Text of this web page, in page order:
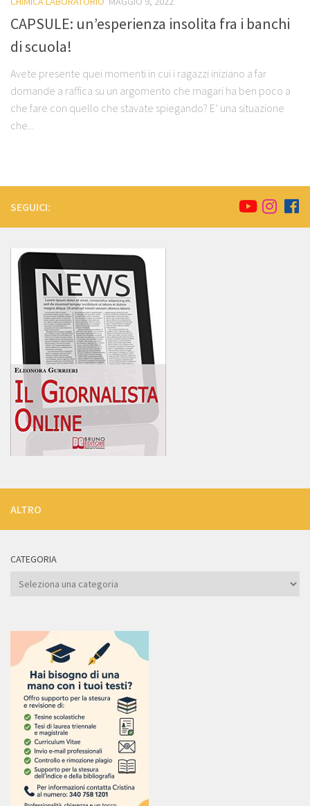
CAPSULE: un’esperienza insolita fra i banchi
di scuola!
Avete presente quei momenti in cui i ragazzi iniziano a far
domande a raffica su un argomento che magari ha ben poco a
che fare con quello che stavate spiegando? E’ una situazione
che...
SEGUICI:
ALTRO
CATEGORIA
Categoria